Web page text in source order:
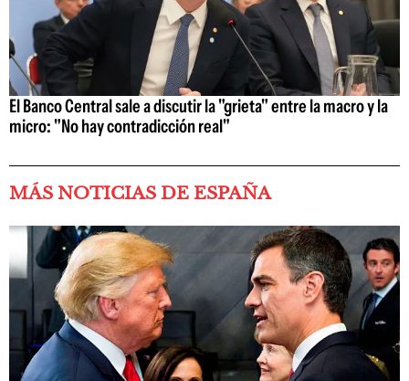
El Banco Central sale a discutir la "grieta" entre la macro y la
micro: "No hay contradicción real"
MÁS NOTICIAS DE ESPAÑA